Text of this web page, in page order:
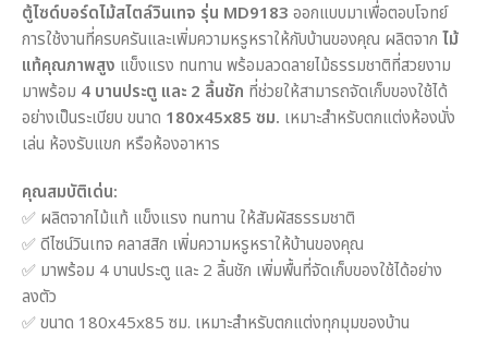
ตู้ไซด์บอร์ดไม้สไตล์วินเทจ รุ่น MD9183 ออกแบบมาเพื่อตอบโจทย์
การใช้งานที่ครบครันและเพิ่มความหรูหราให้กับบ้านของคุณ ผลิตจาก ไม้
แท้คุณภาพสูง แข็งแรง ทนทาน พร้อมลวดลายไม้ธรรมชาติที่สวยงาม
มาพร้อม 4 บานประตู และ 2 ลิ้นชัก ที่ช่วยให้สามารถจัดเก็บของใช้ได้
อย่างเป็นระเบียบ ขนาด 180x45x85 ซม. เหมาะสำหรับตกแต่งห้องนั่ง
เล่น ห้องรับแขก หรือห้องอาหาร
คุณสมบัติเด่น:
✅ ผลิตจากไม้แท้ แข็งแรง ทนทาน ให้สัมผัสธรรมชาติ
✅ ดีไซน์วินเทจ คลาสสิก เพิ่มความหรูหราให้บ้านของคุณ
✅ มาพร้อม 4 บานประตู และ 2 ลิ้นชัก เพิ่มพื้นที่จัดเก็บของใช้ได้อย่าง
ลงตัว
✅ ขนาด 180x45x85 ซม. เหมาะสำหรับตกแต่งทุกมุมของบ้าน